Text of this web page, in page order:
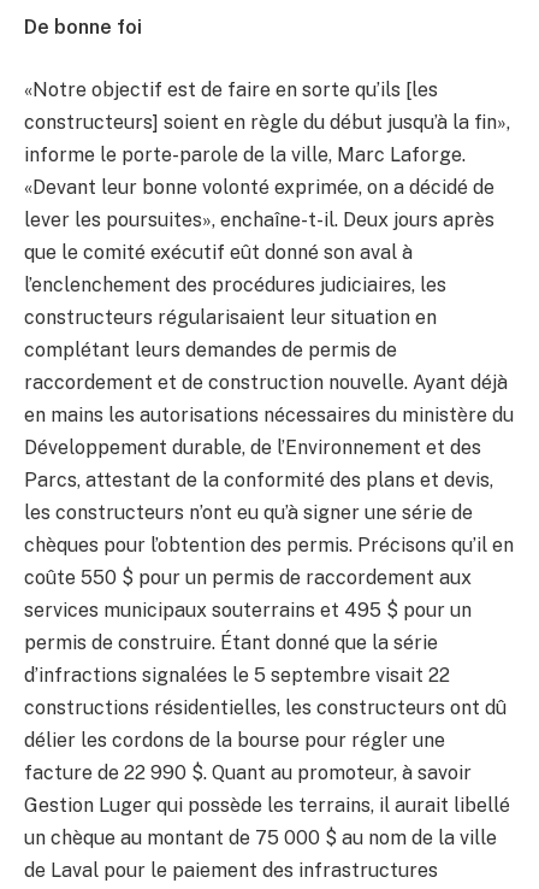
De bonne foi
«Notre objectif est de faire en sorte qu’ils [les
constructeurs] soient en règle du début jusqu’à la fin»,
informe le porte-parole de la ville, Marc Laforge.
«Devant leur bonne volonté exprimée, on a décidé de
lever les poursuites», enchaîne-t-il. Deux jours après
que le comité exécutif eût donné son aval à
l’enclenchement des procédures judiciaires, les
constructeurs régularisaient leur situation en
complétant leurs demandes de permis de
raccordement et de construction nouvelle. Ayant déjà
en mains les autorisations nécessaires du ministère du
Développement durable, de l’Environnement et des
Parcs, attestant de la conformité des plans et devis,
les constructeurs n’ont eu qu’à signer une série de
chèques pour l’obtention des permis. Précisons qu’il en
coûte 550 $ pour un permis de raccordement aux
services municipaux souterrains et 495 $ pour un
permis de construire. Étant donné que la série
d’infractions signalées le 5 septembre visait 22
constructions résidentielles, les constructeurs ont dû
délier les cordons de la bourse pour régler une
facture de 22 990 $. Quant au promoteur, à savoir
Gestion Luger qui possède les terrains, il aurait libellé
un chèque au montant de 75 000 $ au nom de la ville
de Laval pour le paiement des infrastructures